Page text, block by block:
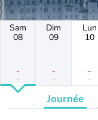
Sam
08
-
-
Dim
09
-
-
Lun
10
-
-
Journée